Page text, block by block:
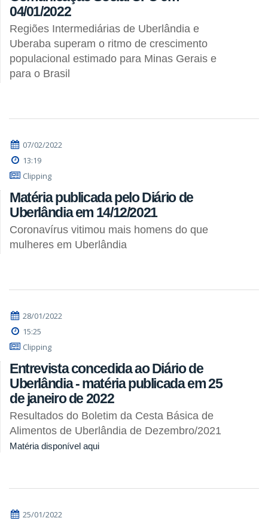
04/01/2022
Regiões Intermediárias de Uberlândia e
Uberaba superam o ritmo de crescimento
populacional estimado para Minas Gerais e
para o Brasil
07/02/2022
13:19
Clipping
Matéria publicada pelo Diário de
Uberlândia em 14/12/2021
Coronavírus vitimou mais homens do que
mulheres em Uberlândia
28/01/2022
15:25
Clipping
Entrevista concedida ao Diário de
Uberlândia - matéria publicada em 25
de janeiro de 2022
Resultados do Boletim da Cesta Básica de
Alimentos de Uberlândia de Dezembro/2021
Matéria disponível aqui
25/01/2022